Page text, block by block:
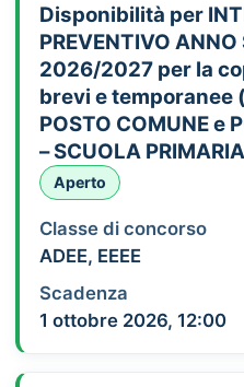
Disponibilità per
PREVENTIVO
2026/2027 per la
brevi e temporanee
POSTO COMUNE e
– SCUOLA PRIMARIA
Aperto
Classe di concorso
ADEE, EEEE
Scadenza
1 ottobre 2026, 12:00